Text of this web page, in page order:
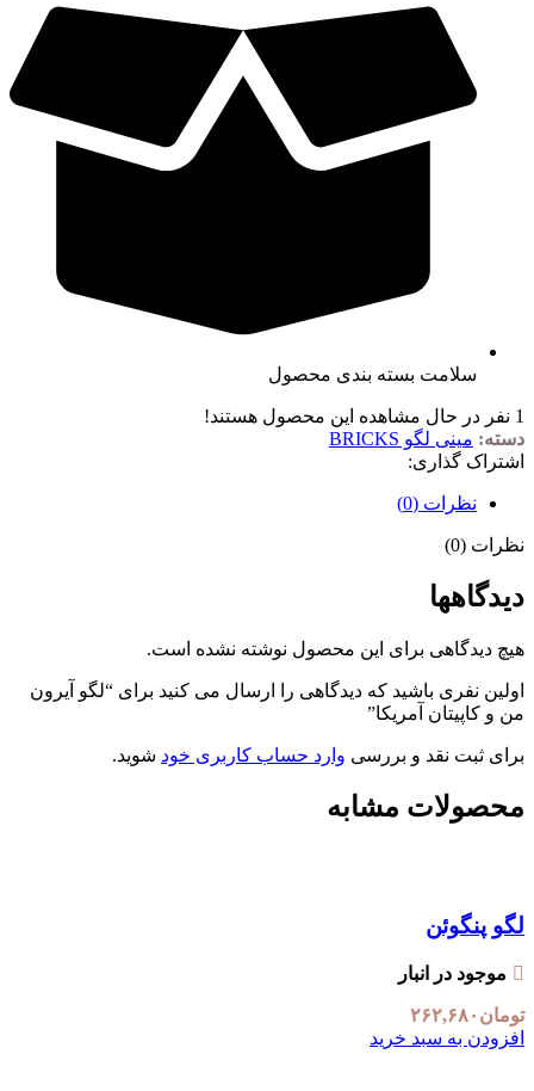
سلامت بسته بندی محصول
1 نفر در حال مشاهده این محصول هستند!
دسته: مینی لگو BRICKS
اشتراک گذاری:
نظرات (0)
نظرات (0)
دیدگاهها
هیچ دیدگاهی برای این محصول نوشته نشده است.
اولین نفری باشید که دیدگاهی را ارسال می کنید برای “لگو آیرون
من و کاپیتان آمریکا”
برای ثبت نقد و بررسی وارد حساب کاربری خودشوید.
محصولات مشابه
لگو پنگوئن
موجود در انبار
تومان۲۶۲,۶۸۰
افزودن به سبد خرید